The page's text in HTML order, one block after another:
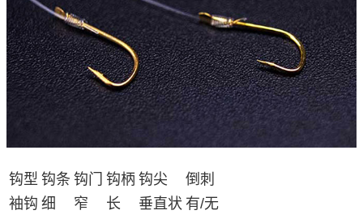
钩型 钩条 钩门 钩柄 钩尖
倒刺
袖钩 细 窄 长 垂直状 有/无